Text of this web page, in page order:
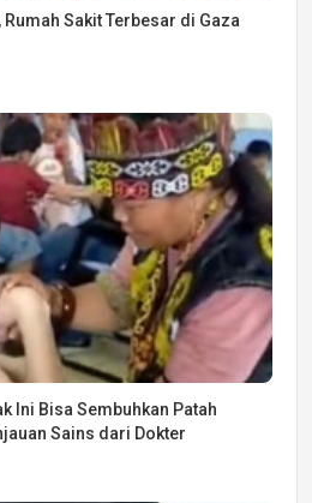
Rumah Sakit Terbesar di Gaza
Ini Bisa Sembuhkan Patah
Sains dari Dokter